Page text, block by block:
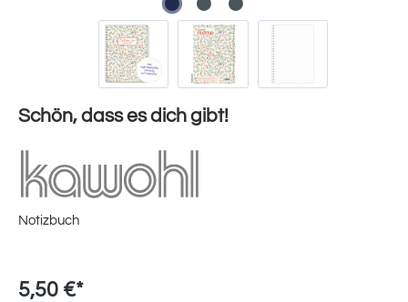
Schön, dass es dich gibt!
Notizbuch
5,50 €*